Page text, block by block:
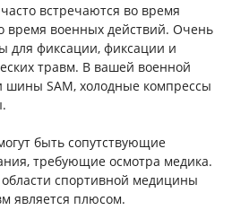
встречаются во время
время военных действий. Очень
для фиксации, фиксации и
травм. В вашей военной
шины SAM, холодные компрессы
быть сопутствующие
требующие осмотра медика.
спортивной медицины
является плюсом.